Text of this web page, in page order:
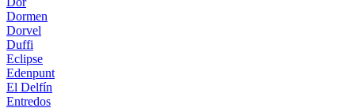
Dormen
Dorvel
Duffi
Eclipse
Edenpunt
El Delfín
Entredos